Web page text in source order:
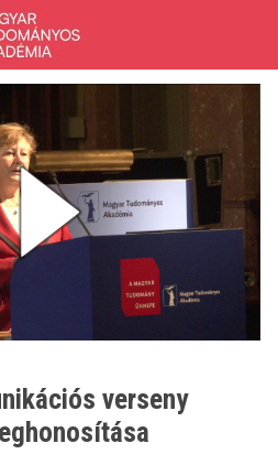
Tartalom kihagyása
verseny